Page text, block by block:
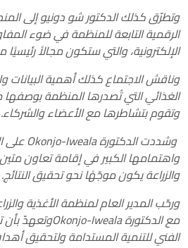
وتطرّق كذلك الدكتور شو دونيو إلى
الرقمية التابعة للمنظمة في ضوء
الإلكترونية، والتي ستكون مجالاً
وناقش الاجتماع كذلك أهمية البيانات
الغذائي التي تُصدرها المنظمة
وتقوم بتشاطرها مع الأعضاء والشركاء.
وشددت الدكتورةOkonjo-Iwealaعلى
واهتمامها الكبير في إقامة تعاون
والزراعة يكون موجّهًا نحو تحقيق النتائج.
ورحّب المدير العام لمنظمة الأغذية
مع الدكتورةOkonjo-Iwealaوتعهدّ بأن
الفني للتنمية المستدامة ولتحقيق